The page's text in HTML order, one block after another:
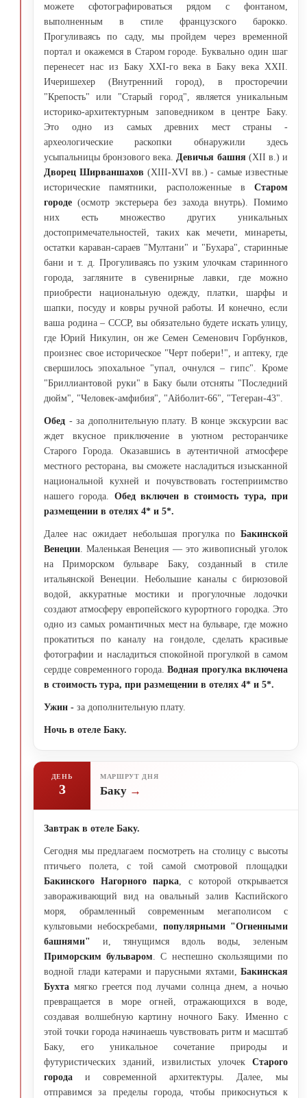
можете сфотографироваться рядом с фонтаном,
выполненным в стиле французского барокко.
Прогуливаясь по саду, мы пройдем через временной
портал и окажемся в Старом городе. Буквально один шаг
перенесет нас из Баку XXI-го века в Баку века XXII.
Ичеришехер (Внутренний город), в просторечии
"Крепость" или "Старый город", является уникальным
историко-архитектурным заповедником в центре Баку.
Это одно из самых древних мест страны -
археологические раскопки обнаружили здесь
усыпальницы бронзового века. Девичья башня (XII в.) и
Дворец Ширваншахов (XIII-XVI вв.) - самые известные
исторические памятники, расположенные в Старом
городе (осмотр экстерьера без захода внутрь). Помимо
них есть множество других уникальных
достопримечательностей, таких как мечети, минареты,
остатки караван-сараев "Мултани" и "Бухара", старинные
бани и т. д. Прогуливаясь по узким улочкам старинного
города, загляните в сувенирные лавки, где можно
приобрести национальную одежду, платки, шарфы и
шапки, посуду и ковры ручной работы. И конечно, если
ваша родина – СССР, вы обязательно будете искать улицу,
где Юрий Никулин, он же Семен Семенович Горбунков,
произнес свое историческое "Черт побери!", и аптеку, где
свершилось эпохальное "упал, очнулся – гипс". Кроме
"Бриллиантовой руки" в Баку были отсняты "Последний
дюйм", "Человек-амфибия", "Айболит-66", "Тегеран-43".
Обед - за дополнительную плату. В конце экскурсии вас
ждет вкусное приключение в уютном ресторанчике
Старого Города. Оказавшись в аутентичной атмосфере
местного ресторана, вы сможете насладиться изысканной
национальной кухней и почувствовать гостеприимство
нашего города. Обед включен в стоимость тура, при
размещении в отелях 4* и 5*.
Далее нас ожидает небольшая прогулка по Бакинской
Венеции . Маленькая Венеция — это живописный уголок
на Приморском бульваре Баку, созданный в стиле
итальянской Венеции. Небольшие каналы с бирюзовой
водой, аккуратные мостики и прогулочные лодочки
создают атмосферу европейского курортного городка. Это
одно из самых романтичных мест на бульваре, где можно
прокатиться по каналу на гондоле, сделать красивые
фотографии и насладиться спокойной прогулкой в самом
сердце современного города. Водная прогулка включена
в стоимость тура, при размещении в отелях 4* и 5*.
Ужин - за дополнительную плату.
Ночь в отеле Баку.
ДЕНЬ
3
МАРШРУТ ДНЯ
Баку
Завтрак в отеле Баку.
Сегодня мы предлагаем посмотреть на столицу с высоты
птичьего полета, с той самой смотровой площадки
Бакинского Нагорного парка , с которой открывается
завораживающий вид на овальный залив Каспийского
моря, обрамленный современным мегаполисом с
культовыми небоскребами, популярными "Огненными
башнями" и, тянущимся вдоль воды, зеленым
Приморским бульваром . С неспешно скользящими по
водной глади катерами и парусными яхтами, Бакинская
Бухта мягко греется под лучами солнца днем, а ночью
превращается в море огней, отражающихся в воде,
создавая волшебную картину ночного Баку. Именно с
этой точки города начинаешь чувствовать ритм и масштаб
Баку, его уникальное сочетание природы и
футуристических зданий, извилистых улочек Старого
города и современной архитектуры. Далее, мы
отправимся за пределы города, чтобы прикоснуться к